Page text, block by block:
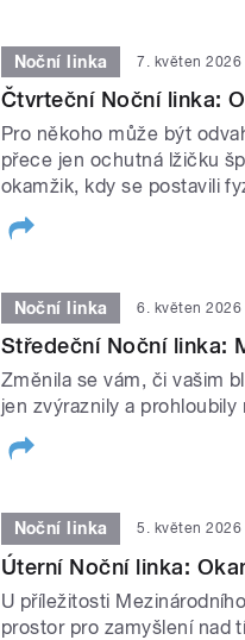
Noční linka 7. květen 2026
Čtvrteční Noční linka:
Pro někoho může být
přece jen ochutná lžičku
okamžik, kdy se postavili
Noční linka 6. květen 2026
Středeční Noční linka:
Změnila se vám, či vašim
jen zvýraznily a
Noční linka 5. květen 2026
Úterní Noční linka:
U příležitosti
prostor pro zamyšlení nad